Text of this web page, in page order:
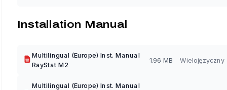
Installation Manual
Multilingual (Europe) Inst. Manual
RayStat M2
1.96 MB Wielojęzyczny
Multilingual (Europe) Inst. Manual